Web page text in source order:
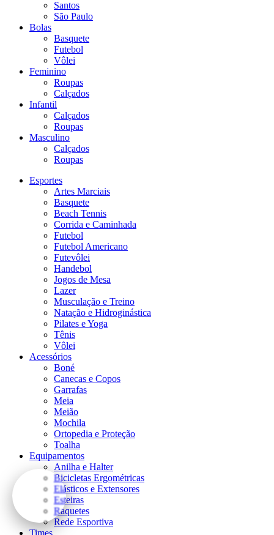
Santos
São Paulo
Bolas
Basquete
Futebol
Vôlei
Feminino
Roupas
Calçados
Infantil
Calçados
Roupas
Masculino
Calçados
Roupas
Esportes
Artes Marciais
Basquete
Beach Tennis
Corrida e Caminhada
Futebol
Futebol Americano
Futevôlei
Handebol
Jogos de Mesa
Lazer
Musculação e Treino
Natação e Hidroginástica
Pilates e Yoga
Tênis
Vôlei
Acessórios
Boné
Canecas e Copos
Garrafas
Meia
Meião
Mochila
Ortopedia e Proteção
Toalha
Equipamentos
Anilha e Halter
Bicicletas Ergométricas
Elásticos e Extensores
Esteiras
Raquetes
Rede Esportiva
Times